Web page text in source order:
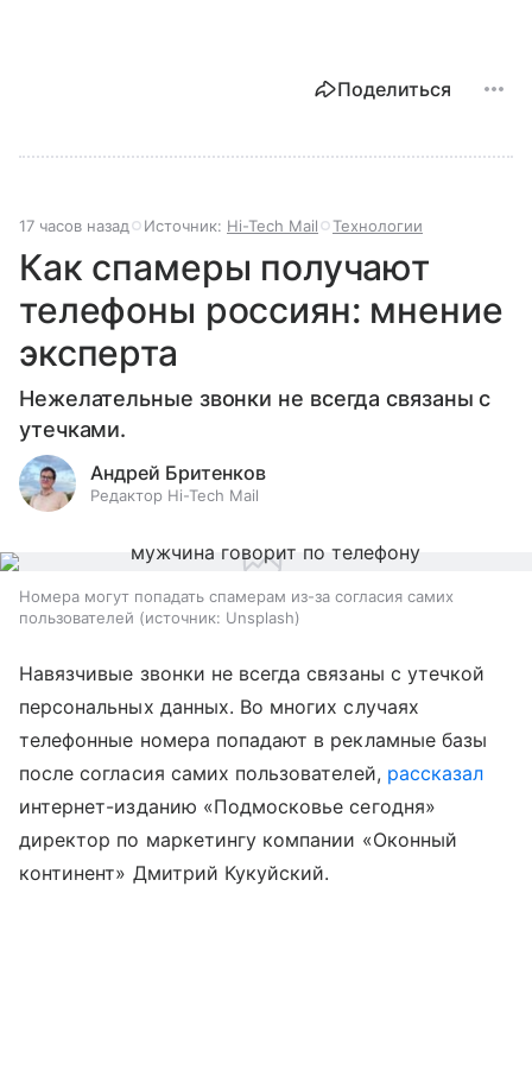
Поделиться
17 часов назад Источник: Hi-Tech Mail Технологии
Как спамеры получают
телефоны россиян: мнение
эксперта
Нежелательные звонки не всегда связаны с
утечками.
Андрей Бритенков
Редактор Hi-Tech Mail
Номера могут попадать спамерам из-за согласия самих
пользователей
источник: Unsplash
Навязчивые звонки не всегда связаны с утечкой
персональных данных. Во многих случаях
телефонные номера попадают в рекламные базы
после согласия самих пользователей, рассказал
интернет-изданию «Подмосковье сегодня»
директор по маркетингу компании «Оконный
континент» Дмитрий Кукуйский.